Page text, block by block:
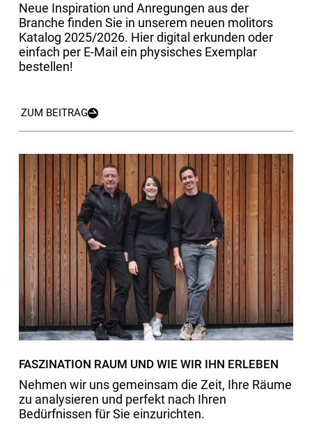
Neue Inspiration und Anregungen aus der
Branche finden Sie in unserem neuen molitors
Katalog 2025/2026. Hier digital erkunden oder
einfach per E-Mail ein physisches Exemplar
bestellen!
ZUM BEITRAG
FASZINATION RAUM UND WIE WIR IHN ERLEBEN
Nehmen wir uns gemeinsam die Zeit, Ihre Räume
zu analysieren und perfekt nach Ihren
Bedürfnissen für Sie einzurichten.